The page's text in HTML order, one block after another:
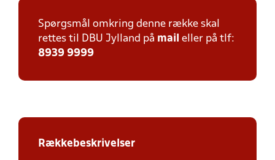
Spørgsmål omkring denne række skal
rettes til DBU Jylland på mail eller på tlf:
8939 9999
Rækkebeskrivelser